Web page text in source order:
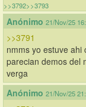
>>3792>>3793
Anónimo 21/Nov/25
>>3791
nmms yo estuve ahi
parecian demos del
verga
Anónimo 21/Nov/25